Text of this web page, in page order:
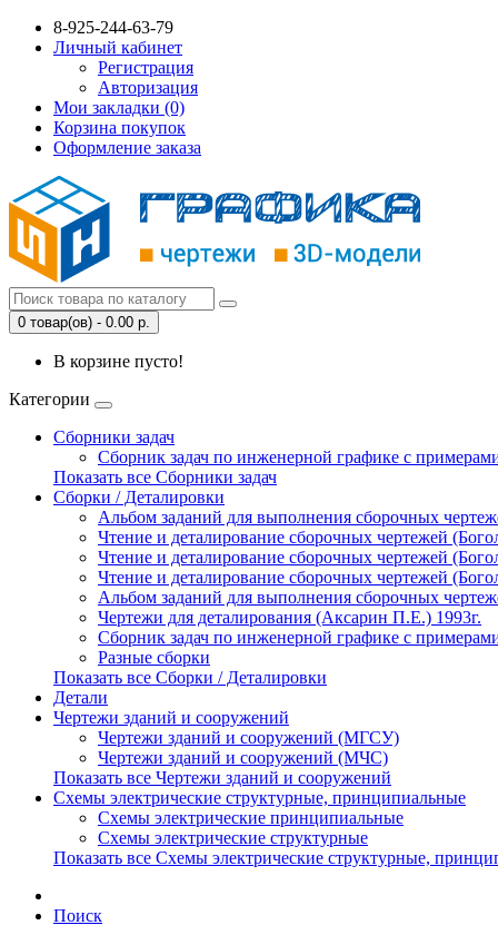
8-925-244-63-79
Личный кабинет
Регистрация
Авторизация
Мои закладки (0)
Корзина покупок
Оформление заказа
0 товар(ов) - 0.00 р.
В корзине пусто!
Категории
Сборники задач
Сборник задач по инженерной графике с
Показать все Сборники задач
Сборки / Деталировки
Альбом заданий для выполнения сборочных
Чтение и деталирование сборочных чертежей
Чтение и деталирование сборочных чертежей
Чтение и деталирование сборочных чертежей
Альбом заданий для выполнения сборочных
Чертежи для деталирования (Аксарин П.Е.) 1993г.
Сборник задач по инженерной графике с
Разные сборки
Показать все Сборки / Деталировки
Детали
Чертежи зданий и сооружений
Чертежи зданий и сооружений (МГСУ)
Чертежи зданий и сооружений (МЧС)
Показать все Чертежи зданий и сооружений
Схемы электрические структурные, принципиальные
Схемы электрические принципиальные
Схемы электрические структурные
Показать все Схемы электрические структурные,
Поиск